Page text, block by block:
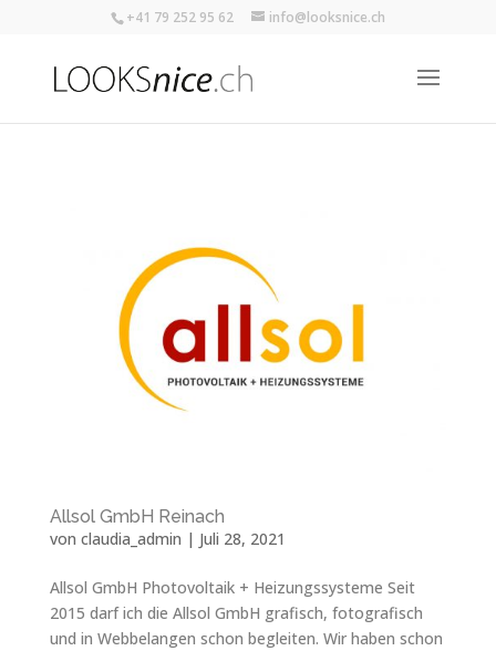
+41 79 252 95 62 info@looksnice.ch
Allsol GmbH Reinach
von claudia_admin | Juli 28, 2021
Allsol GmbH Photovoltaik + Heizungssysteme Seit
2015 darf ich die Allsol GmbH grafisch, fotografisch
und in Webbelangen schon begleiten. Wir haben schon